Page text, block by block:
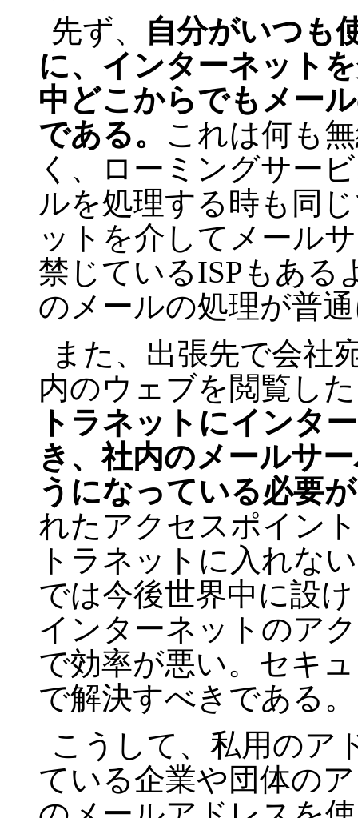
先ず、
自分がいつも
に、インターネット
中どこからでもメー
である。 これは何も
く、ローミングサー
ルを処理する時も同
ットを介してメール
禁じているISPもある
のメールの処理が普
また、出張先で会社
内のウェブを閲覧し
トラネットにインタ
き、社内のメールサ
うになっている必要
れたアクセスポイン
トラネットに入れな
では今後世界中に設
インターネットのア
で効率が悪い。セキ
で解決すべきである。
こうして、私用のア
ている企業や団体の